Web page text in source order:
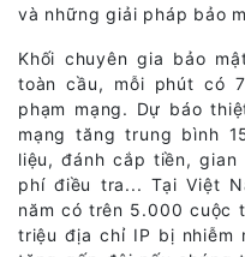
và những giải pháp bảo
Khối chuyên gia bảo
toàn cầu, mỗi phút có
phạm mạng. Dự báo
mạng tăng trung bình
liệu, đánh cắp tiền,
phí điều tra... Tại Việt
năm có trên 5.000 cuộc
triệu địa chỉ IP bị nhiễm